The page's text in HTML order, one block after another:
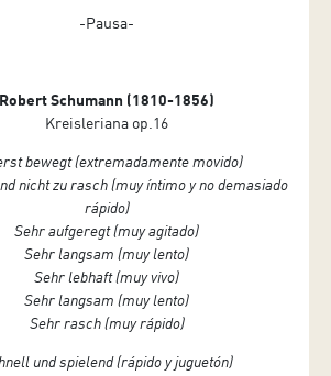
-Pausa-
Robert Schumann (1810-1856)
Kreisleriana op.16
bewegt (extremadamente movido)
nicht zu rasch (muy íntimo y no demasiado
rápido)
Sehr aufgeregt (muy agitado)
Sehr langsam (muy lento)
Sehr lebhaft (muy vivo)
Sehr langsam (muy lento)
Sehr rasch (muy rápido)
und spielend (rápido y juguetón)